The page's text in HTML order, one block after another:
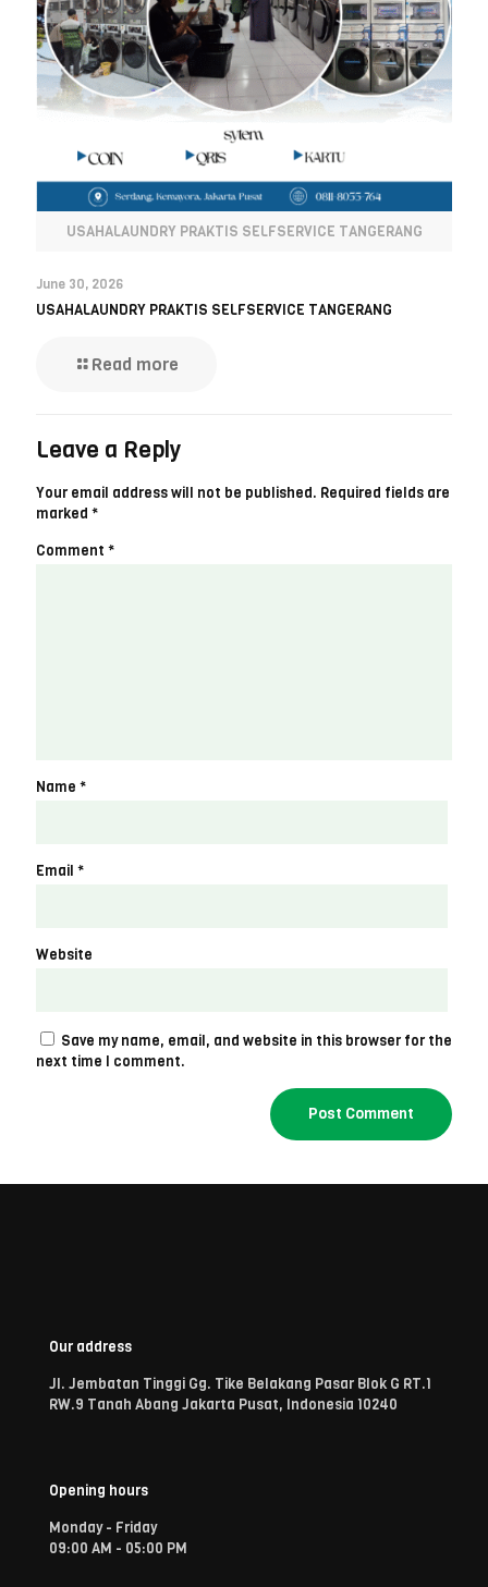
USAHALAUNDRY PRAKTIS SELFSERVICE TANGERANG
June 30, 2026
USAHALAUNDRY PRAKTIS SELFSERVICE TANGERANG
Read more
Leave a Reply
Your email address will not be published. Required fields are
marked *
Comment *
Name *
Email *
Website
Save my name, email, and website in this browser for the
next time I comment.
Our address
Jl. Jembatan Tinggi Gg. Tike Belakang Pasar Blok G RT.1
RW.9 Tanah Abang Jakarta Pusat, Indonesia 10240
Opening hours
Monday - Friday
09:00 AM - 05:00 PM